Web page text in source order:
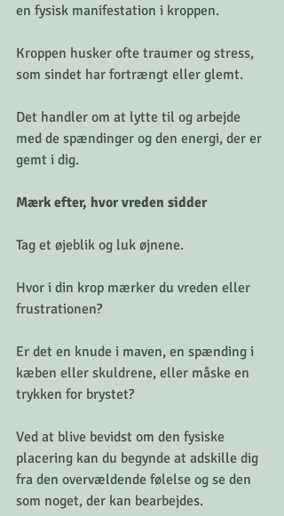
en fysisk manifestation i kroppen.
Kroppen husker ofte traumer og stress,
som sindet har fortrængt eller glemt.
Det handler om at lytte til og arbejde
med de spændinger og den energi, der er
gemt i dig.
Mærk efter, hvor vreden sidder
Tag et øjeblik og luk øjnene.
Hvor i din krop mærker du vreden eller
frustrationen?
Er det en knude i maven, en spænding i
kæben eller skuldrene, eller måske en
trykken for brystet?
Ved at blive bevidst om den fysiske
placering kan du begynde at adskille dig
fra den overvældende følelse og se den
som noget, der kan bearbejdes.